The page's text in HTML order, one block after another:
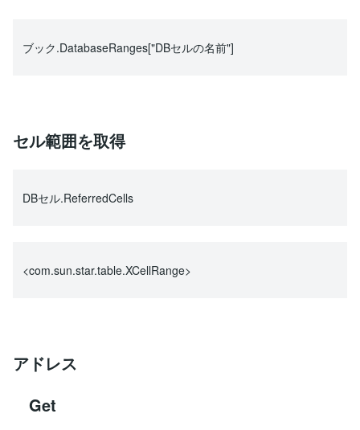
ブック.DatabaseRanges["DBセルの名前"]
セル範囲を取得
DBセル.ReferredCells
<com.sun.star.table.XCellRange>
アドレス
Get